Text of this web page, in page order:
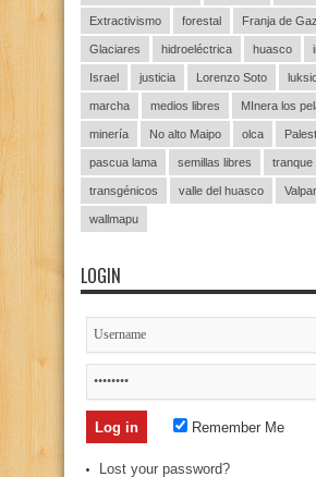
Extractivismo forestal Franja de
Glaciares hidroeléctrica huasco
Israel justicia Lorenzo Soto luksic
marcha medios libres MInera los
minería No alto Maipo olca
pascua lama semillas libres tranque
transgénicos valle del huasco
wallmapu
LOGIN
Remember Me
Lost your password?